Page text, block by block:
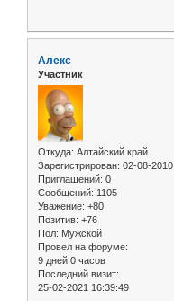
Алекс
Участник
Откуда: Алтайский край
Зарегистрирован: 02-08-2010
Приглашений: 0
Сообщений: 1105
Уважение: +80
Позитив: +76
Пол: Мужской
Провел на форуме:
9 дней 0 часов
Последний визит:
25-02-2021 16:39:49